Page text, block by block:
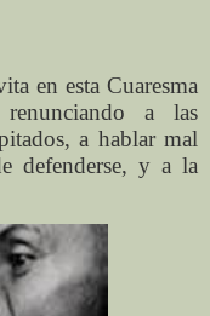
en esta Cuaresma
renunciando a las
a hablar mal
defenderse, y a la